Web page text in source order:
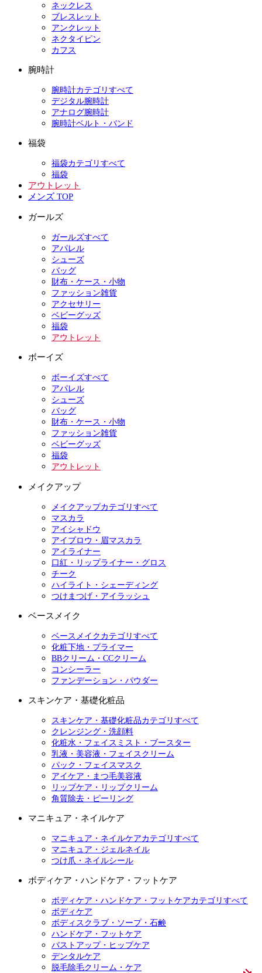
ネックレス
ブレスレット
アンクレット
ネクタイピン
カフス
腕時計
腕時計カテゴリすべて
デジタル腕時計
アナログ腕時計
腕時計ベルト・バンド
福袋
福袋カテゴリすべて
福袋
アウトレット
メンズ TOP
ガールズ
ガールズすべて
アパレル
シューズ
バッグ
財布・ケース・小物
ファッション雑貨
アクセサリー
ベビーグッズ
福袋
アウトレット
ボーイズ
ボーイズすべて
アパレル
シューズ
バッグ
財布・ケース・小物
ファッション雑貨
ベビーグッズ
福袋
アウトレット
メイクアップ
メイクアップカテゴリすべて
マスカラ
アイシャドウ
アイブロウ・眉マスカラ
アイライナー
口紅・リップライナー・グロス
チーク
ハイライト・シェーディング
つけまつげ・アイラッシュ
ベースメイク
ベースメイクカテゴリすべて
化粧下地・プライマー
BBクリーム・CCクリーム
コンシーラー
ファンデーション・パウダー
スキンケア・基礎化粧品
スキンケア・基礎化粧品カテゴリすべて
クレンジング・洗顔料
化粧水・フェイスミスト・ブースター
乳液・美容液・フェイスクリーム
パック・フェイスマスク
アイケア・まつ毛美容液
リップケア・リップクリーム
角質除去・ピーリング
マニキュア・ネイルケア
マニキュア・ネイルケアカテゴリすべて
マニキュア・ジェルネイル
つけ爪・ネイルシール
ボディケア・ハンドケア・フットケア
ボディケア・ハンドケア・フットケアカテゴリすべて
ボディケア
ボディスクラブ・ソープ・石鹸
ハンドケア・フットケア
バストアップ・ヒップケア
デンタルケア
脱毛除毛クリーム・ケア